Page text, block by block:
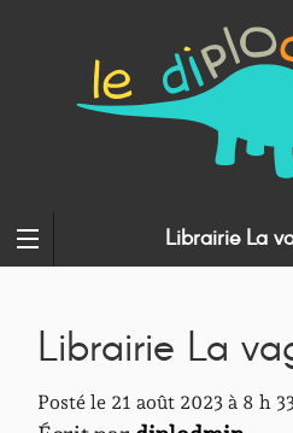
Librairie La
Librairie La
Posté le 21 août 2023 à 8 h